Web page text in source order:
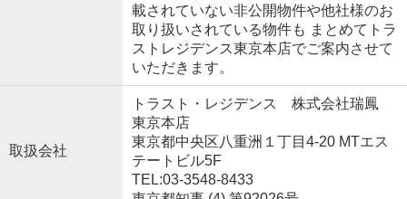
載されていない非公開物件や他社様のお
取り扱いされている物件も まとめてトラ
ストレジデンス東京本店でご案内させて
いただきます。
取扱会社
トラスト・レジデンス 株式会社瑞鳳
東京本店
東京都中央区八重洲１丁目4-20 MTエス
テートビル5F
TEL:03-3548-8433